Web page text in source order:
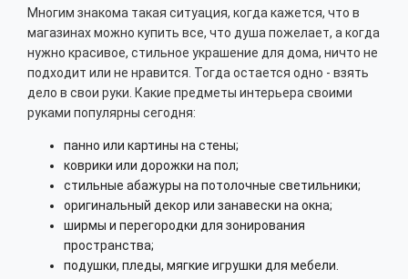
Многим знакома такая ситуация, когда кажется, что в
магазинах можно купить все, что душа пожелает, а когда
нужно красивое, стильное украшение для дома, ничто не
подходит или не нравится. Тогда остается одно - взять
дело в свои руки. Какие предметы интерьера своими
руками популярны сегодня:
панно или картины на стены;
коврики или дорожки на пол;
стильные абажуры на потолочные светильники;
оригинальный декор или занавески на окна;
ширмы и перегородки для зонирования
пространства;
подушки, пледы, мягкие игрушки для мебели.